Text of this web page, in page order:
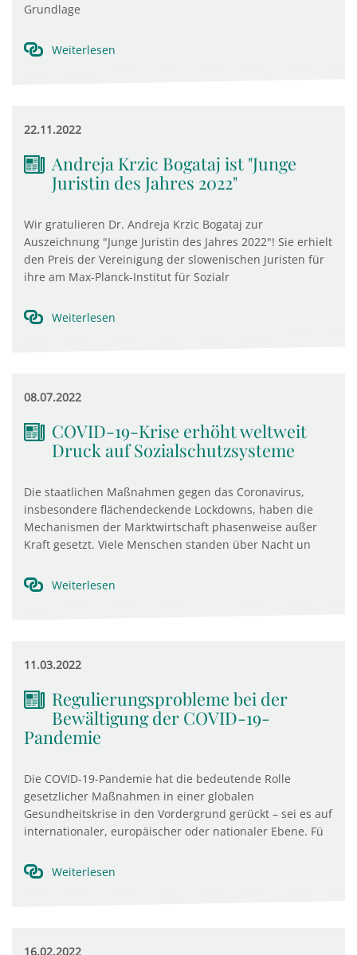
Grundlage
Weiterlesen
22.11.2022
Andreja Krzic Bogataj ist "Junge
Juristin des Jahres 2022"
Wir gratulieren Dr. Andreja Krzic Bogataj zur
Auszeichnung "Junge Juristin des Jahres 2022"! Sie erhielt
den Preis der Vereinigung der slowenischen Juristen für
ihre am Max-Planck-Institut für Sozialr
Weiterlesen
08.07.2022
COVID-19-Krise erhöht weltweit
Druck auf Sozialschutzsysteme
Die staatlichen Maßnahmen gegen das Coronavirus,
insbesondere flächendeckende Lockdowns, haben die
Mechanismen der Marktwirtschaft phasenweise außer
Kraft gesetzt. Viele Menschen standen über Nacht un
Weiterlesen
11.03.2022
Regulierungsprobleme bei der
Bewältigung der COVID-19-
Pandemie
Die COVID-19-Pandemie hat die bedeutende Rolle
gesetzlicher Maßnahmen in einer globalen
Gesundheitskrise in den Vordergrund gerückt – sei es auf
internationaler, europäischer oder nationaler Ebene. Fü
Weiterlesen
16.02.2022